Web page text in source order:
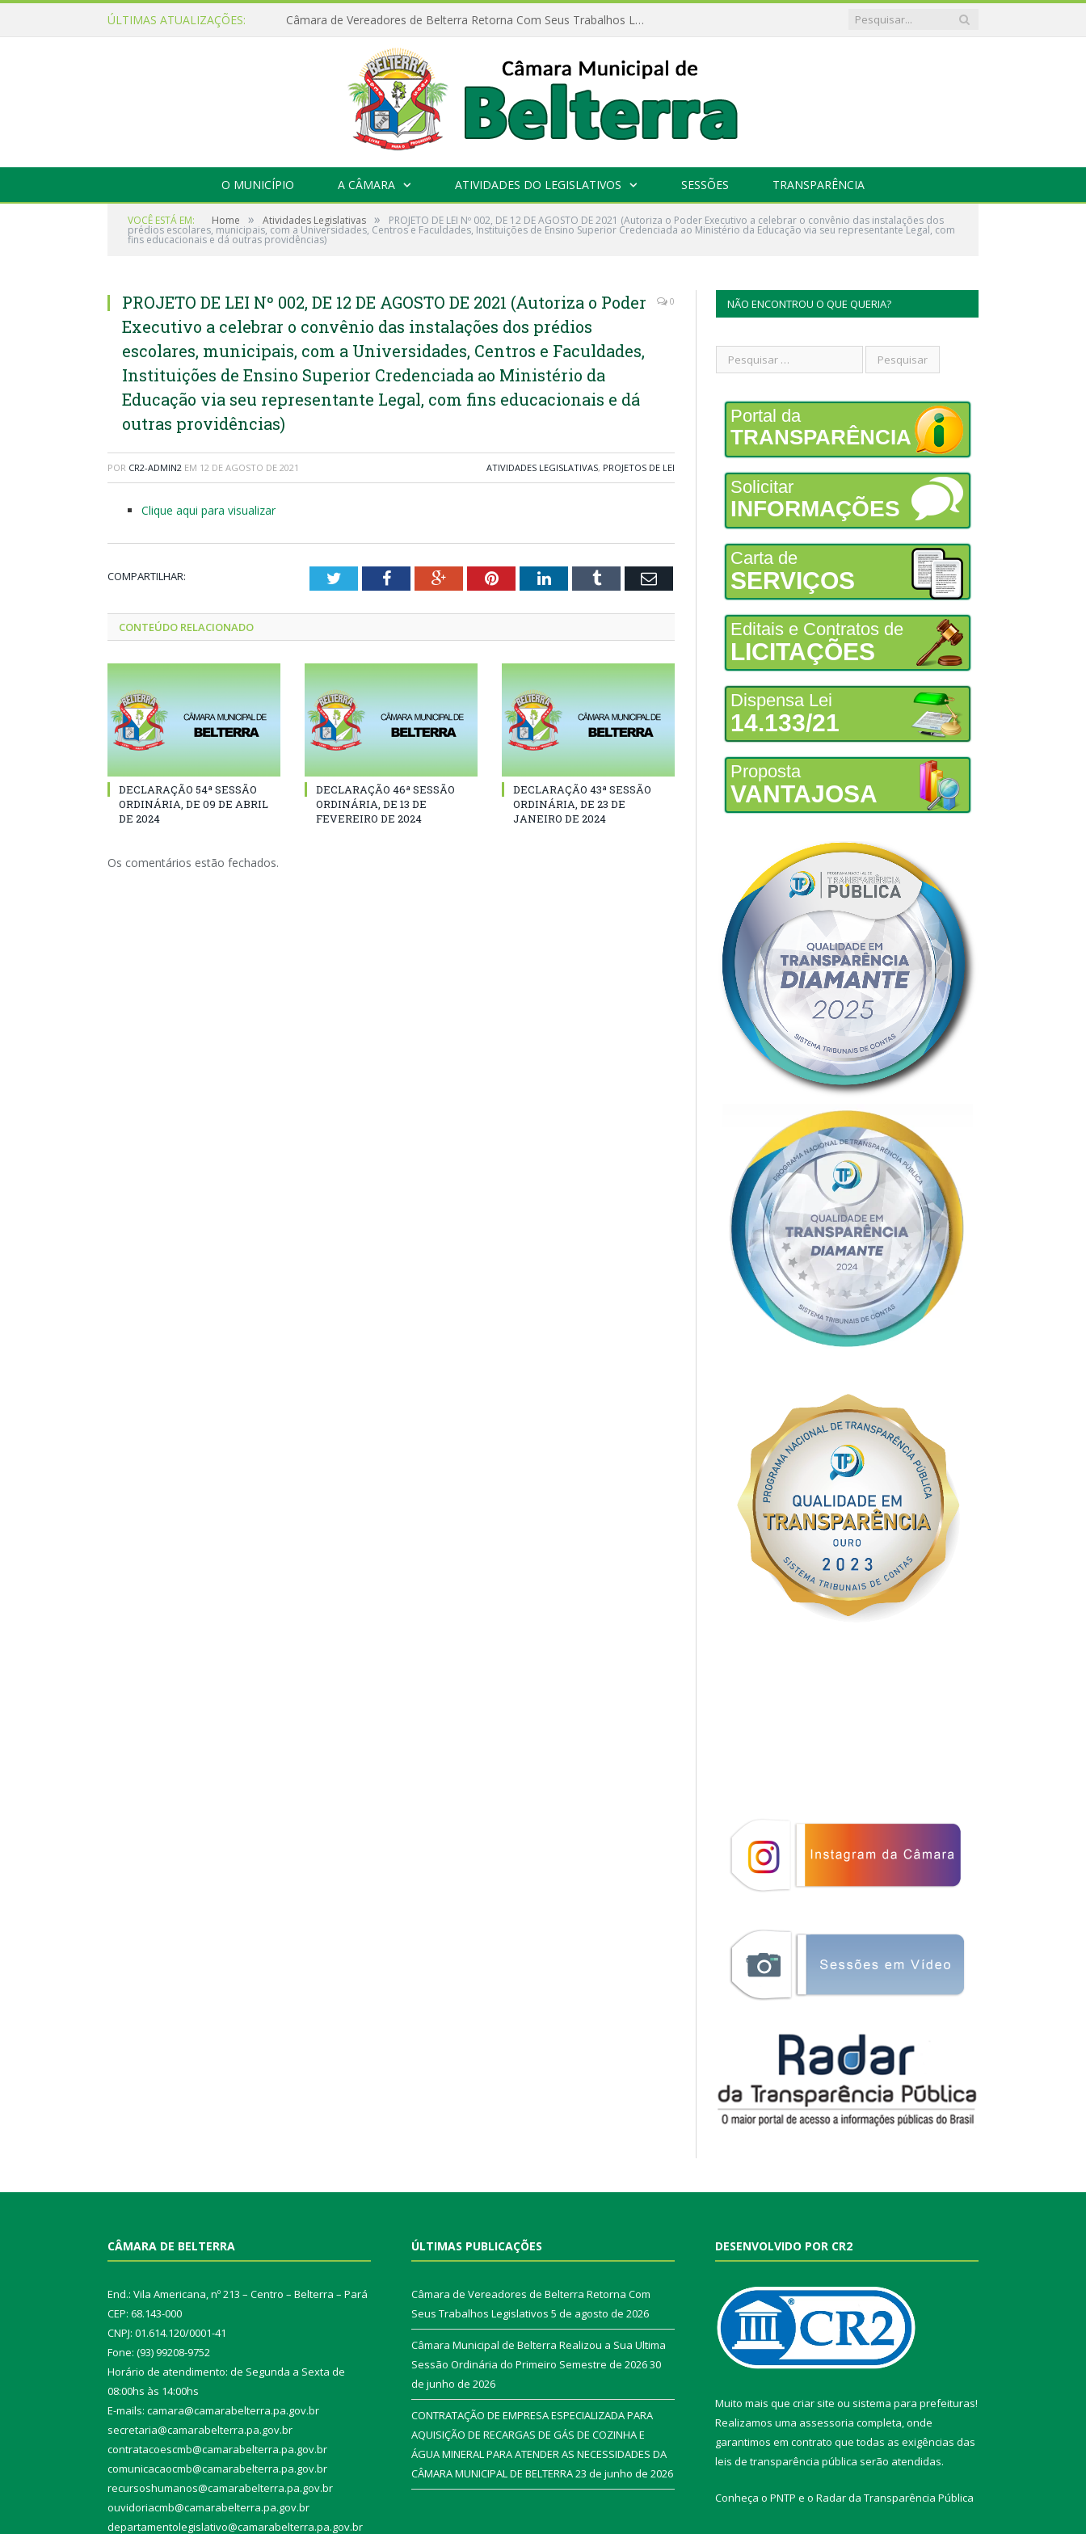
ÚLTIMAS ATUALIZAÇÕES: Câmara de Vereadores de Belterra Retorna Com Seus Trabalhos Legislativos
O MUNICÍPIO A CÂMARA ATIVIDADES DO LEGISLATIVOS SESSÕES TRANSPARÊNCIA
VOCÊ ESTÁ EM: Home » Atividades Legislativas » PROJETO DE LEI Nº 002, DE 12 DE AGOSTO DE 2021 (Autoriza o Poder Executivo a celebrar o convênio das instalações dos
prédios escolares, municipais, com a Universidades, Centros e Faculdades, Instituições de Ensino Superior Credenciada ao Ministério da Educação via seu representante Legal, com
fins educacionais e dá outras providências)
PROJETO DE LEI Nº 002, DE 12 DE AGOSTO DE 2021 (Autoriza o Poder
Executivo a celebrar o convênio das instalações dos prédios
escolares, municipais, com a Universidades, Centros e Faculdades,
Instituições de Ensino Superior Credenciada ao Ministério da
Educação via seu representante Legal, com fins educacionais e dá
outras providências)
0
POR CR2-ADMIN2 EM 12 DE AGOSTO DE 2021 ATIVIDADES LEGISLATIVAS, PROJETOS DE LEI
Clique aqui para visualizar
COMPARTILHAR: TwitterFacebookGoogle+PinterestLinkedInTumblr Email
CONTEÚDO RELACIONADO
DECLARAÇÃO 54ª SESSÃO
ORDINÁRIA, DE 09 DE ABRIL
DE 2024
DECLARAÇÃO 46ª SESSÃO
ORDINÁRIA, DE 13 DE
FEVEREIRO DE 2024
DECLARAÇÃO 43ª SESSÃO
ORDINÁRIA, DE 23 DE
JANEIRO DE 2024
Os comentários estão fechados.
NÃO ENCONTROU O QUE QUERIA?
Portal da
TRANSPARÊNCIA
Solicitar
INFORMAÇÕES
Carta de
SERVIÇOS
Editais e Contratos de
LICITAÇÕES
Dispensa Lei
14.133/21
Proposta
VANTAJOSA
CÂMARA DE BELTERRA
End.: Vila Americana, nº 213 – Centro – Belterra – Pará
CEP: 68.143-000
CNPJ: 01.614.120/0001-41
Fone: (93) 99208-9752
Horário de atendimento: de Segunda a Sexta de
08:00hs às 14:00hs
E-mails: camara@camarabelterra.pa.gov.br
secretaria@camarabelterra.pa.gov.br
contratacoescmb@camarabelterra.pa.gov.br
comunicacaocmb@camarabelterra.pa.gov.br
recursoshumanos@camarabelterra.pa.gov.br
ouvidoriacmb@camarabelterra.pa.gov.br
departamentolegislativo@camarabelterra.pa.gov.br
ÚLTIMAS PUBLICAÇÕES
Câmara de Vereadores de Belterra Retorna Com
Seus Trabalhos Legislativos 5 de agosto de 2026
Câmara Municipal de Belterra Realizou a Sua Ultima
Sessão Ordinária do Primeiro Semestre de 202630
de junho de 2026
CONTRATAÇÃO DE EMPRESA ESPECIALIZADA PARA
AQUISIÇÃO DE RECARGAS DE GÁS DE COZINHA E
ÁGUA MINERAL PARA ATENDER AS NECESSIDADES DA
CÂMARA MUNICIPAL DE BELTERRA23 de junho de 2026
DESENVOLVIDO POR CR2
Muito mais que criar site ou sistema para prefeituras!
Realizamos uma assessoria completa, onde
garantimos em contrato que todas as exigências das
leis de transparência pública serão atendidas.
Conheça o PNTP e o Radar da Transparência Pública